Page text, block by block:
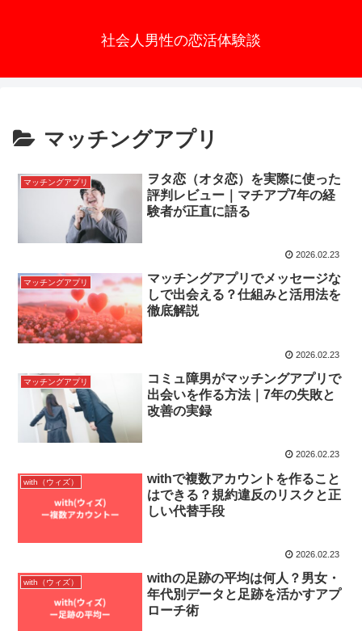
社会人男性の恋活体験談
マッチングアプリ
マッチングアプリ
ヲタ恋（オタ恋）を実際に使った
評判レビュー｜マチアプ7年の経
験者が正直に語る
2026.02.23
マッチングアプリ
マッチングアプリでメッセージな
しで出会える？仕組みと活用法を
徹底解説
2026.02.23
マッチングアプリ
コミュ障男がマッチングアプリで
出会いを作る方法｜7年の失敗と
改善の実録
2026.02.23
with（ウィズ）
withで複数アカウントを作ること
はできる？規約違反のリスクと正
しい代替手段
2026.02.23
with（ウィズ）
withの足跡の平均は何人？男女・
年代別データと足跡を活かすアプ
ローチ術